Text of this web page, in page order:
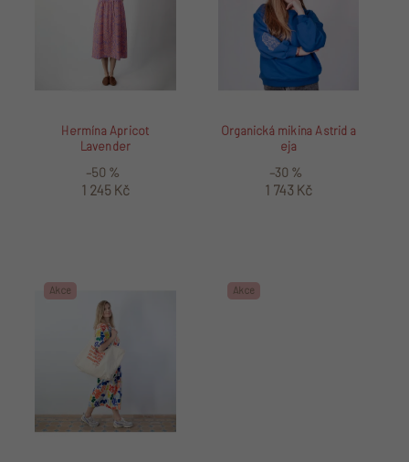
Hermína Apricot
Lavender
–50 %
1 245 Kč
Organická mikina Astrid a
eja
–30 %
1 743 Kč
Akce Akce